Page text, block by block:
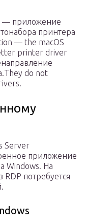
— приложение
принтера
— the macOS
printer driver
do not
Server
приложение
Windows. На
потребуется